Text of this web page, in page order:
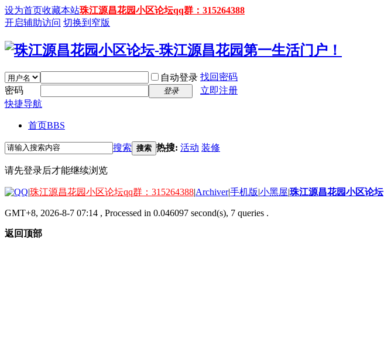
设为首页收藏本站珠江源昌花园小区论坛qq群：315264388
开启辅助访问 切换到窄版
自动登录 找回密码
密码
登录
立即注册
快捷导航
首页BBS
搜索 搜索 热搜: 活动 装修
请先登录后才能继续浏览
|珠江源昌花园小区论坛qq群：315264388|Archiver|手机版|小黑屋|珠江源昌花园小区论坛
GMT+8, 2026-8-7 07:14 , Processed in 0.046097 second(s), 7 queries .
返回顶部